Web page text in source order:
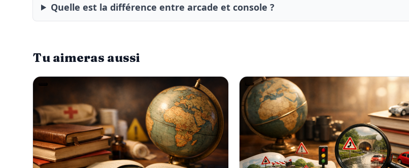
Quelle est la différence entre arcade et console ?
Tu aimeras aussi